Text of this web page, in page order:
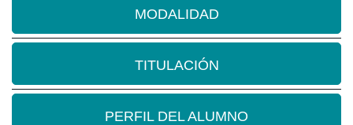
MODALIDAD
TITULACIÓN
PERFIL DEL ALUMNO